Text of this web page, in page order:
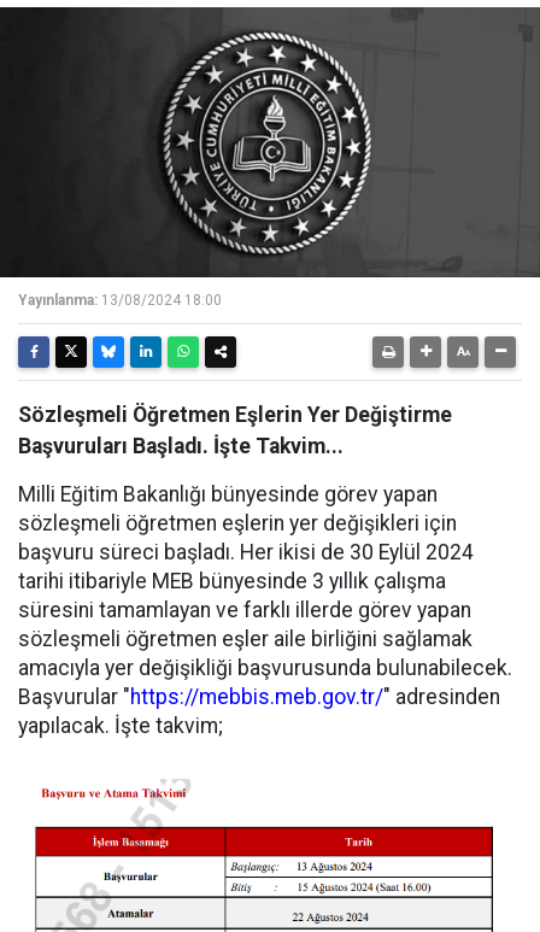
Yayınlanma: 13/08/2024 18:00
Sözleşmeli Öğretmen Eşlerin Yer Değiştirme
Başvuruları Başladı. İşte Takvim...
Milli Eğitim Bakanlığı bünyesinde görev yapan
sözleşmeli öğretmen eşlerin yer değişikleri için
başvuru süreci başladı. Her ikisi de 30 Eylül 2024
tarihi itibariyle MEB bünyesinde 3 yıllık çalışma
süresini tamamlayan ve farklı illerde görev yapan
sözleşmeli öğretmen eşler aile birliğini sağlamak
amacıyla yer değişikliği başvurusunda bulunabilecek.
Başvurular "https://mebbis.meb.gov.tr/" adresinden
yapılacak. İşte takvim;